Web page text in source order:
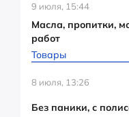
9 июля, 15:44
Масла, пропитки,
работ
Товары
8 июля, 13:26
Без паники, с